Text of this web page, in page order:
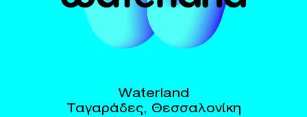
Waterland
Ταγαράδες, Θεσσαλονίκη